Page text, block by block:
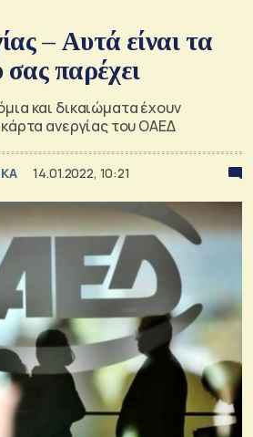
– Αυτά είναι τα
παρέχει
και δικαιώματα έχουν
ανεργίας του ΟΑΕΔ
14.01.2022, 10:21